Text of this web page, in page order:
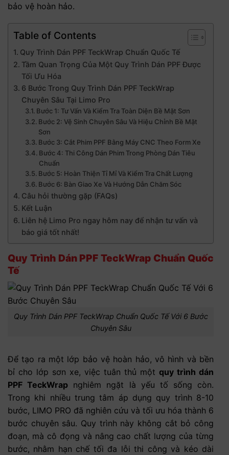
bảo vệ hoàn hảo.
Table of Contents
Quy Trình Dán PPF TeckWrap Chuẩn Quốc Tế
Tầm Quan Trọng Của Một Quy Trình Dán PPF Được
Tối Ưu Hóa
6 Bước Trong Quy Trình Dán PPF TeckWrap
Chuyên Sâu Tại Limo Pro
Bước 1: Tư Vấn Và Kiểm Tra Toàn Diện Bề Mặt Sơn
Bước 2: Vệ Sinh Chuyên Sâu Và Hiệu Chỉnh Bề Mặt
Sơn
Bước 3: Cắt Phim PPF Bằng Máy CNC Theo Form Xe
Bước 4: Thi Công Dán Phim Trong Phòng Dán Tiêu
Chuẩn
Bước 5: Hoàn Thiện Tỉ Mỉ Và Kiểm Tra Chất Lượng
Bước 6: Bàn Giao Xe Và Hướng Dẫn Chăm Sóc
Câu hỏi thường gặp (FAQs)
Kết Luận
Liên hệ Limo Pro ngay hôm nay để nhận tư vấn và
báo giá tốt nhất!
Quy Trình Dán PPF TeckWrap Chuẩn Quốc
Tế
Quy Trình Dán PPF TeckWrap Chuẩn Quốc Tế Với 6 Bước
Chuyên Sâu
Để tạo ra một lớp bảo vệ hoàn hảo, vô hình và bền
bỉ cho lớp sơn xe, việc tuân thủ một quy trình dán
PPF TeckWrap nghiêm ngặt là yếu tố sống còn.
Trong khi nhiều trung tâm áp dụng quy trình 8-10
bước, LIMO PRO đã nghiên cứu và tối ưu hóa thành 6
bước chuyên sâu. Quy trình này không cắt bỏ công
đoạn, mà cô đọng và nâng cao chất lượng của từng
bước, nhằm hạn chế tối đa lỗi thi công và kéo dài